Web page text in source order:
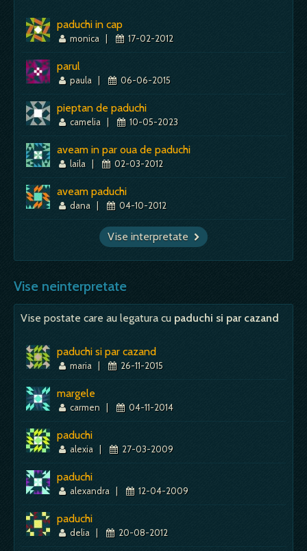
paduchi in cap
monica | 17-02-2012
parul
paula | 06-06-2015
pieptan de paduchi
camelia | 10-05-2023
aveam in par oua de paduchi
laila | 02-03-2012
aveam paduchi
dana | 04-10-2012
Vise interpretate
Vise neinterpretate
Vise postate care au legatura cu paduchi si par cazand
paduchi si par cazand
maria | 26-11-2015
margele
carmen | 04-11-2014
paduchi
alexia | 27-03-2009
paduchi
alexandra | 12-04-2009
paduchi
delia | 20-08-2012